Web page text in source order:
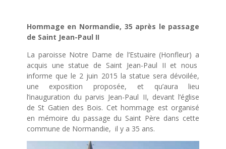
Hommage en Normandie, 35 après le passage
de Saint Jean-Paul II
La paroisse Notre Dame de l’Estuaire (Honfleur) a
acquis une statue de Saint Jean-Paul II et nous
informe que le 2 juin 2015 la statue sera dévoilée,
une exposition proposée, et qu’aura lieu
l’inauguration du parvis Jean-Paul II, devant l’église
de St Gatien des Bois. Cet hommage est organisé
en mémoire du passage du Saint Père dans cette
commune de Normandie, il y a 35 ans.